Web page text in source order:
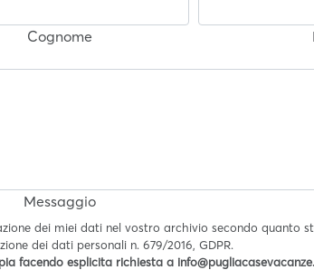
Cognome
Messaggio
dei miei dati nel vostro archivio secondo quanto
dei dati personali n. 679/2016, GDPR.
facendo esplicita richiesta a